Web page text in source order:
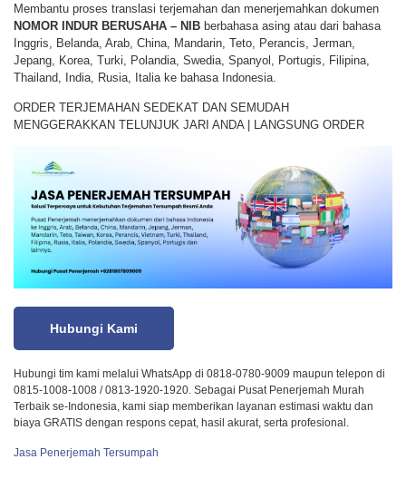
Membantu proses translasi terjemahan dan menerjemahkan dokumen
NOMOR INDUR BERUSAHA – NIB berbahasa asing atau dari bahasa
Inggris, Belanda, Arab, China, Mandarin, Teto, Perancis, Jerman,
Jepang, Korea, Turki, Polandia, Swedia, Spanyol, Portugis, Filipina,
Thailand, India, Rusia, Italia ke bahasa Indonesia.
ORDER TERJEMAHAN SEDEKAT DAN SEMUDAH
MENGGERAKKAN TELUNJUK JARI ANDA | LANGSUNG ORDER
Hubungi Kami
Hubungi tim kami melalui WhatsApp di 0818-0780-9009 maupun telepon di
0815-1008-1008 / 0813-1920-1920. Sebagai Pusat Penerjemah Murah
Terbaik se-Indonesia, kami siap memberikan layanan estimasi waktu dan
biaya GRATIS dengan respons cepat, hasil akurat, serta profesional.
Jasa Penerjemah Tersumpah